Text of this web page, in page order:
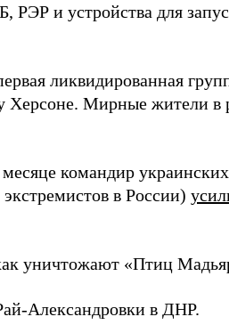
РЭР и устройства для
ликвидированная
Мирные жители в
командир
в России)
уничтожают «Птиц
Александровки в ДНР.